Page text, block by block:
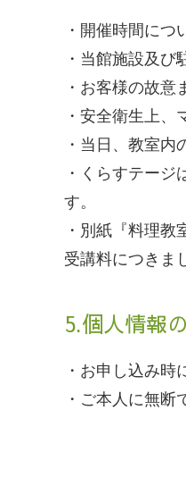
・開催時間につ
・当館施設及
・お客様の故意
・安全衛生上、
・当日、教室内
・くらすテー
す。
・別紙『料理
受講料につきま
5.個人情報
・お申し込み
・ご本人に無断